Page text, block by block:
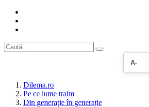
A-
Dilema.ro
Pe ce lume traim
Din generație în generație